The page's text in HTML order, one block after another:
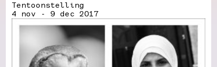
Tentoonstelling
4 nov - 9 dec 2017